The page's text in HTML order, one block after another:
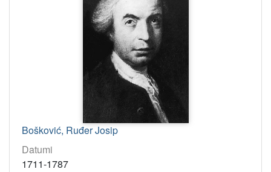
Bošković, Ruđer Josip
Datumi
1711-1787